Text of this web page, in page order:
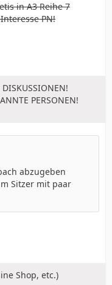
in A3 Reihe 7
PN!
PERSONEN!
abzugeben
Sitzer mit paar
Shop, etc.)